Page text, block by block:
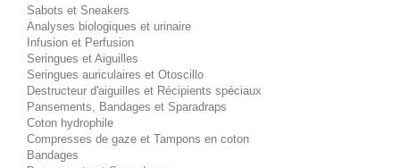
Sabots et Sneakers
Analyses biologiques et urinaire
Infusion et Perfusion
Seringues et Aiguilles
Seringues auriculaires et Otoscillo
Destructeur d'aiguilles et Récipients spéciaux
Pansements, Bandages et Sparadraps
Coton hydrophile
Compresses de gaze et Tampons en coton
Bandages